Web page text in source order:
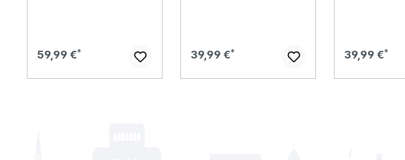
Regulärer Preis:
59,99 € Regulärer Preis:
39,99 € Regulärer
39,99 €